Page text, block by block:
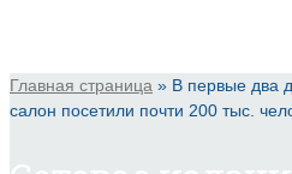
Главная страница » В первые два
салон посетили почти 200 тыс.